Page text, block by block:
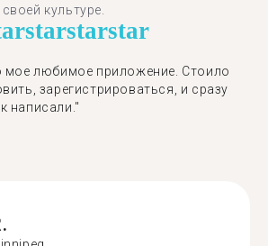
культуре.
starstarstar
мое любимое приложение. Стоило
зарегистрироваться, и сразу
написали."